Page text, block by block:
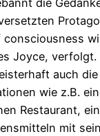
die
Joyce,
auch
wie z.B.
Restaurant,
mit